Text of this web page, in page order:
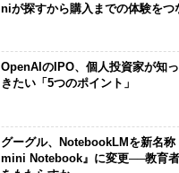
niが探すから購入までの体験をつ
OpenAIのIPO、個人投資家が知
きたい「5つのポイント」
グーグル、NotebookLMを新名称
mini Notebook』に変更──教育